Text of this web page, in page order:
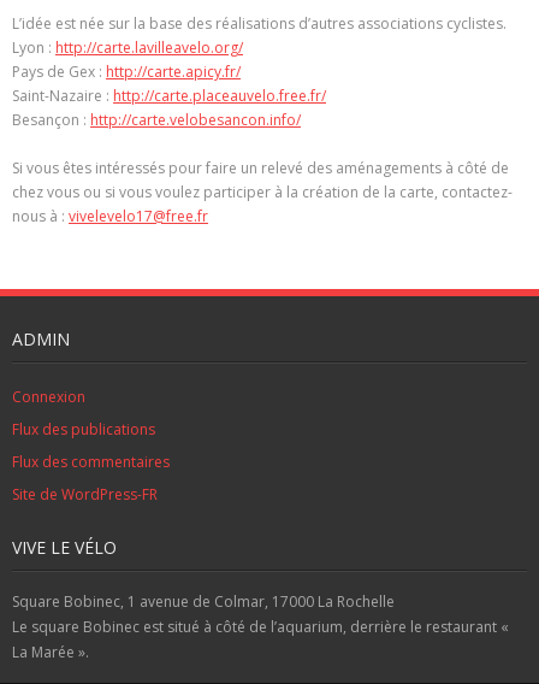
L’idée est née sur la base des réalisations d’autres associations cyclistes.
Lyon : http://carte.lavilleavelo.org/
Pays de Gex : http://carte.apicy.fr/
Saint-Nazaire : http://carte.placeauvelo.free.fr/
Besançon : http://carte.velobesancon.info/
Si vous êtes intéressés pour faire un relevé des aménagements à côté de
chez vous ou si vous voulez participer à la création de la carte, contactez-
nous à : vivelevelo17@free.fr
ADMIN
Connexion
Flux des publications
Flux des commentaires
Site de WordPress-FR
VIVE LE VÉLO
Square Bobinec, 1 avenue de Colmar, 17000 La Rochelle
Le square Bobinec est situé à côté de l’aquarium, derrière le restaurant «
La Marée ».